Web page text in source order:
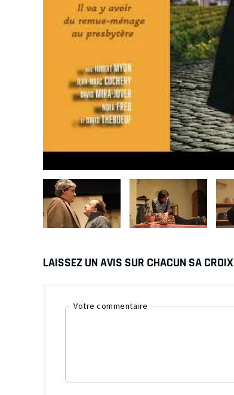
Le 22/04/23 à 21:00
La Halle
LAISSEZ UN AVIS SUR CHACUN SA CROIX
Votre commentaire